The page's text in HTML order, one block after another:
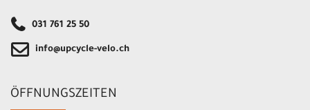
031 761 25 50
info@upcycle-velo.ch
ÖFFNUNGSZEITEN